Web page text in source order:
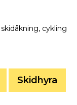
cykling
Skidhyra